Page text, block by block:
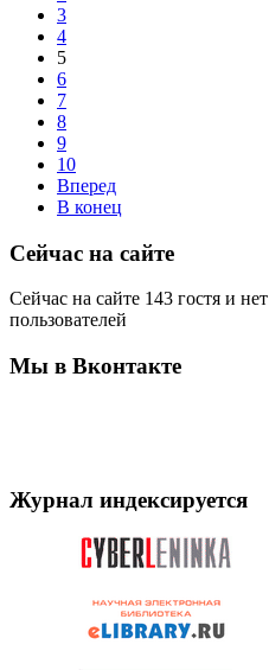
3
4
5
6
7
8
9
10
Вперед
В конец
Сейчас на сайте
Сейчас на сайте 143 гостя и нет
пользователей
Мы в Вконтакте
Журнал индексируется